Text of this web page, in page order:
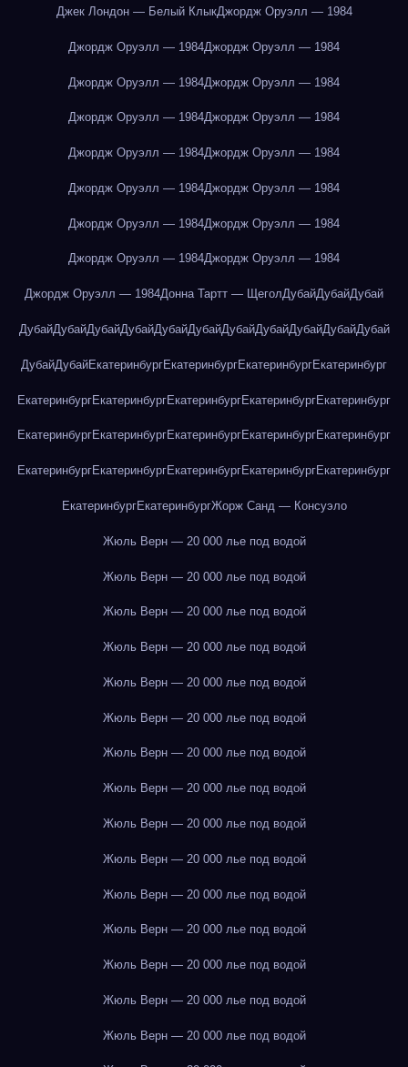
Джек Лондон — Белый КлыкДжордж Оруэлл — 1984
Джордж Оруэлл — 1984Джордж Оруэлл — 1984
Джордж Оруэлл — 1984Джордж Оруэлл — 1984
Джордж Оруэлл — 1984Джордж Оруэлл — 1984
Джордж Оруэлл — 1984Джордж Оруэлл — 1984
Джордж Оруэлл — 1984Джордж Оруэлл — 1984
Джордж Оруэлл — 1984Джордж Оруэлл — 1984
Джордж Оруэлл — 1984Джордж Оруэлл — 1984
Джордж Оруэлл — 1984Донна Тартт — ЩеголДубайДубайДубай
ДубайДубайДубайДубайДубайДубайДубайДубайДубайДубайДубай
ДубайДубайЕкатеринбургЕкатеринбургЕкатеринбургЕкатеринбург
ЕкатеринбургЕкатеринбургЕкатеринбургЕкатеринбургЕкатеринбург
ЕкатеринбургЕкатеринбургЕкатеринбургЕкатеринбургЕкатеринбург
ЕкатеринбургЕкатеринбургЕкатеринбургЕкатеринбургЕкатеринбург
ЕкатеринбургЕкатеринбургЖорж Санд — Консуэло
Жюль Верн — 20 000 лье под водой
Жюль Верн — 20 000 лье под водой
Жюль Верн — 20 000 лье под водой
Жюль Верн — 20 000 лье под водой
Жюль Верн — 20 000 лье под водой
Жюль Верн — 20 000 лье под водой
Жюль Верн — 20 000 лье под водой
Жюль Верн — 20 000 лье под водой
Жюль Верн — 20 000 лье под водой
Жюль Верн — 20 000 лье под водой
Жюль Верн — 20 000 лье под водой
Жюль Верн — 20 000 лье под водой
Жюль Верн — 20 000 лье под водой
Жюль Верн — 20 000 лье под водой
Жюль Верн — 20 000 лье под водой